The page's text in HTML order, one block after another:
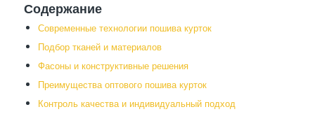
Содержание
Современные технологии пошива курток
Подбор тканей и материалов
Фасоны и конструктивные решения
Преимущества оптового пошива курток
Контроль качества и индивидуальный подход